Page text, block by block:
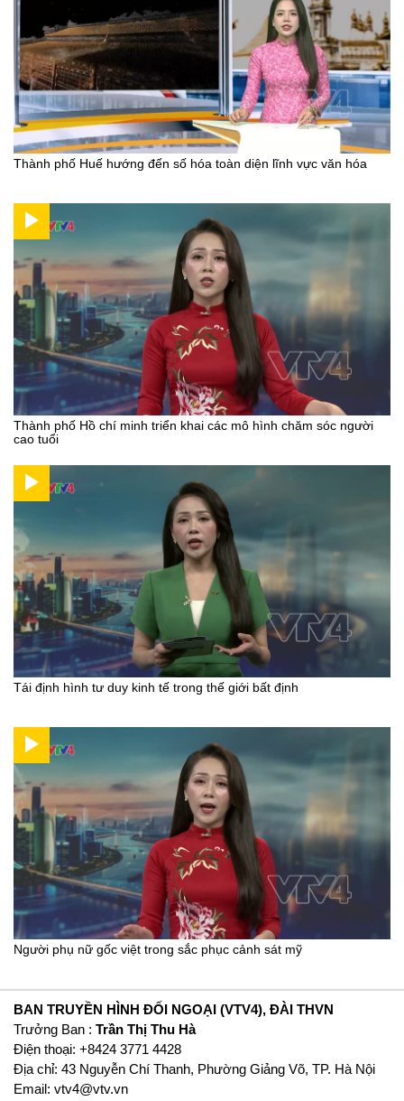
Thành phố Huế hướng đến số hóa toàn diện lĩnh vực văn hóa
Thành phố Hồ chí minh triển khai các mô hình chăm sóc người
cao tuổi
Tái định hình tư duy kinh tế trong thế giới bất định
Người phụ nữ gốc việt trong sắc phục cảnh sát mỹ
BAN TRUYỀN HÌNH ĐỐI NGOẠI (VTV4), ĐÀI THVN
Trưởng Ban : Trần Thị Thu Hà
Ðiện thoại: +8424 3771 4428
Địa chỉ: 43 Nguyễn Chí Thanh, Phường Giảng Võ, TP. Hà Nội
Email: vtv4@vtv.vn